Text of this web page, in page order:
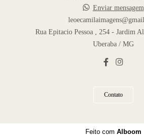
Enviar mensagem
Rua Epitacio Pessoa , 254 - Jardim
Uberaba / MG
Contato
Feito com Alboom